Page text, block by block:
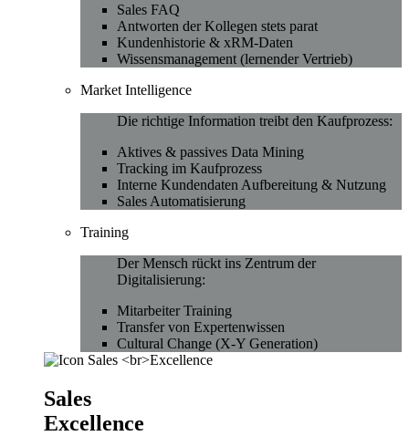
Sales FAQ
Antworten der Kollegen stets parat
Kundenhistorie & xRM-Daten
Wissensmanagement (lernender Vertrieb)
Market Intelligence
Die richtige Information treibt den Kaufprozess:
Aktives & passives Data Mining
Tracking im Kaufprozess
Interne Kundendaten Aufbereitung & Nutzung
Sales Automatisierung
Training
Der Mensch rückt ins Zentrum der
Digitalisierung:
Mitarbeiter Training
Transfer von Expertenwissen
Cultural Change (X-Y Generation)
Sales
Excellence